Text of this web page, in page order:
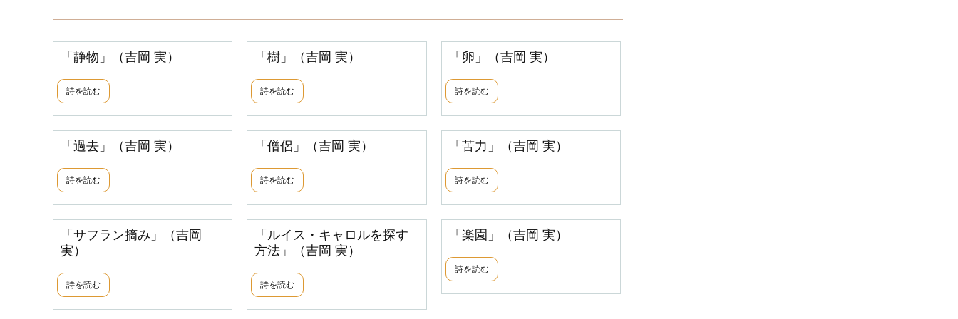
「静物」（吉岡 実）
詩を読む
「樹」（吉岡 実）
詩を読む
「卵」（吉岡 実）
詩を読む
「過去」（吉岡 実）
詩を読む
「僧侶」（吉岡 実）
詩を読む
「苦力」（吉岡 実）
詩を読む
「サフラン摘み」（吉岡
実）
詩を読む
「ルイス・キャロルを探す
方法」（吉岡 実）
詩を読む
「楽園」（吉岡 実）
詩を読む